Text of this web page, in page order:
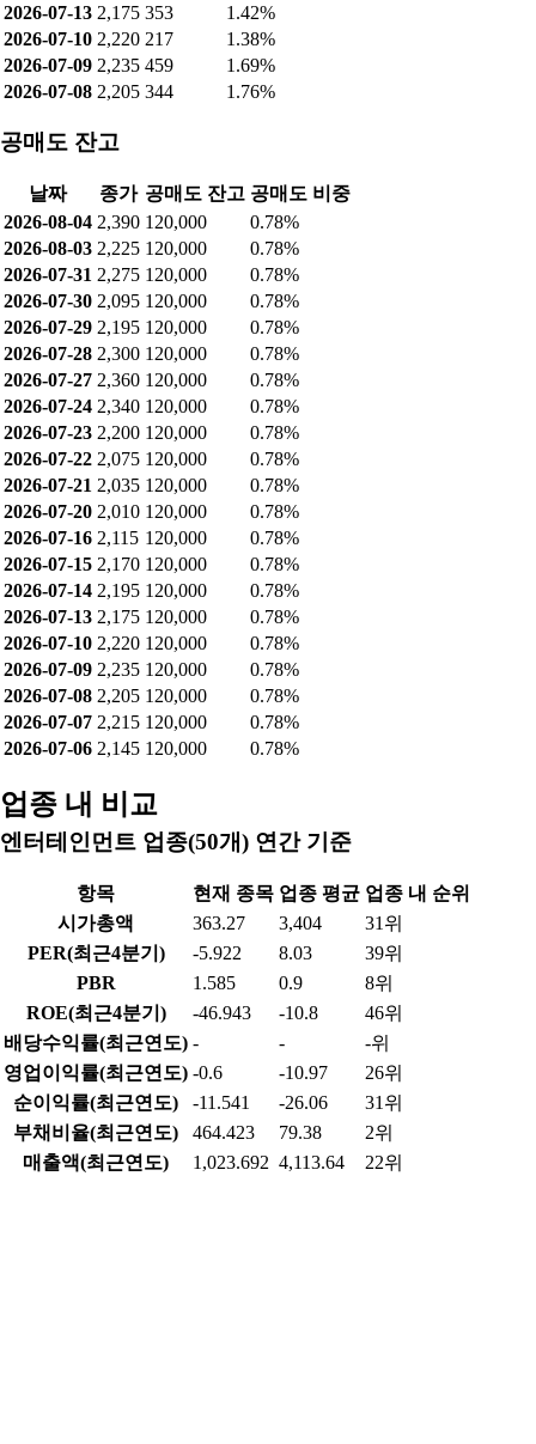
2026-07-13 2,175 353
1.42%
2026-07-10 2,220 217
1.38%
2026-07-09 2,235 459
1.69%
2026-07-08 2,205 344 1.76%
공매도 잔고
날짜 종가 공매도 잔고 공매도 비중
2026-08-04 2,390 120,000
0.78%
2026-08-03 2,225 120,000
0.78%
2026-07-31 2,275 120,000
0.78%
2026-07-30 2,095 120,000
0.78%
2026-07-29 2,195 120,000
0.78%
2026-07-28 2,300 120,000
0.78%
2026-07-27 2,360 120,000
0.78%
2026-07-24 2,340 120,000
0.78%
2026-07-23 2,200 120,000
0.78%
2026-07-22 2,075 120,000
0.78%
2026-07-21 2,035 120,000
0.78%
2026-07-20 2,010 120,000
0.78%
2026-07-16 2,115 120,000
0.78%
2026-07-15 2,170 120,000
0.78%
2026-07-14 2,195 120,000
0.78%
2026-07-13 2,175 120,000
0.78%
2026-07-10 2,220 120,000
0.78%
2026-07-09 2,235 120,000
0.78%
2026-07-08 2,205 120,000
0.78%
2026-07-07 2,215 120,000
0.78%
2026-07-06 2,145 120,000 0.78%
업종 내 비교
엔터테인먼트 업종(50개) 연간 기준
항목 현재 종목 업종 평균 업종 내 순위
시가총액
363.27 3,404
31위
PER(최근4분기)
-5.922 8.03
39위
PBR
1.585 0.9
8위
ROE(최근4분기)
-46.943 -10.8
46위
배당수익률(최근연도) - -
-위
영업이익률(최근연도) -0.6 -10.97
26위
순이익률(최근연도)
-11.541 -26.06
31위
부채비율(최근연도)
464.423 79.38
2위
매출액(최근연도)
1,023.692 4,113.64
22위